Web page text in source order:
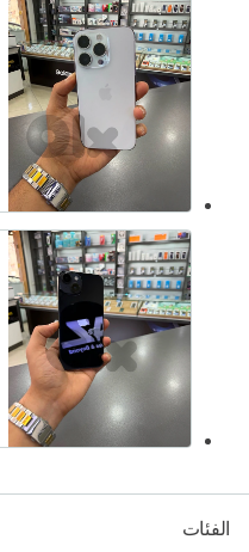
الفئات